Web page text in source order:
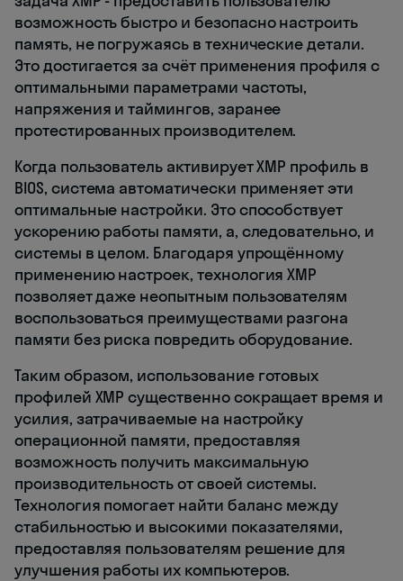
возможность быстро и безопасно настроить
память, не погружаясь в технические детали.
Это достигается за счёт применения профиля с
оптимальными параметрами частоты,
напряжения и таймингов, заранее
протестированных производителем.
Когда пользователь активирует XMP профиль в
BIOS, система автоматически применяет эти
оптимальные настройки. Это способствует
ускорению работы памяти, а, следовательно, и
системы в целом. Благодаря упрощённому
применению настроек, технология XMP
позволяет даже неопытным пользователям
воспользоваться преимуществами разгона
памяти без риска повредить оборудование.
Таким образом, использование готовых
профилей XMP существенно сокращает время и
усилия, затрачиваемые на настройку
операционной памяти, предоставляя
возможность получить максимальную
производительность от своей системы.
Технология помогает найти баланс между
стабильностью и высокими показателями,
предоставляя пользователям решение для
улучшения работы их компьютеров.